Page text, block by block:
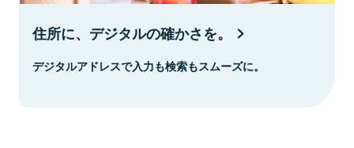
住所に、デジタルの確かさを。
デジタルアドレスで入力も検索もスムーズに。